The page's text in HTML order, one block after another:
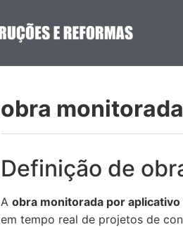
obra
Definição de
A obra monitorada por
em tempo real de projetos de